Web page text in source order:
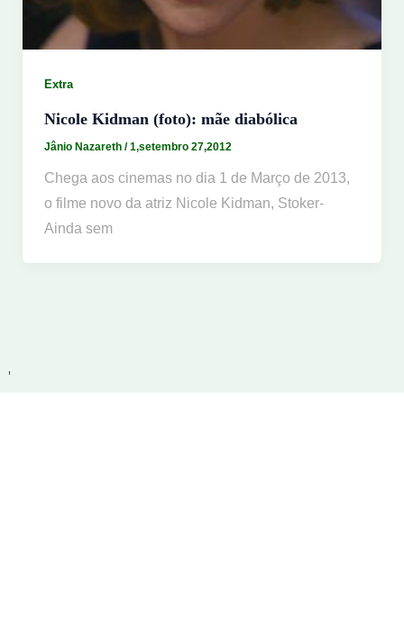
Extra
Nicole Kidman (foto): mãe diabólica
Jânio Nazareth /1,setembro 27,2012
Chega aos cinemas no dia 1 de Março de 2013,
o filme novo da atriz Nicole Kidman, Stoker-
Ainda sem